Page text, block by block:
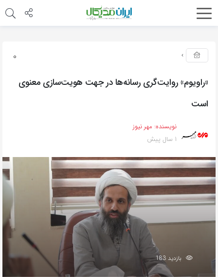
0
«راویوم» روایت‌گری رسانه‌ها در جهت هویت‌سازی معنوی
است
نویسنده: مهر نیوز
1 سال پیش
بازدید 183